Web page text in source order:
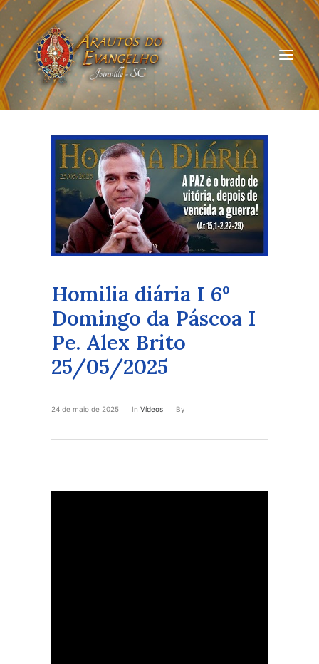
HOME
QUEM SOMOS
ARAUTOS JOINVILLE
CURSOS ON-LINE
Homilia diária I 6º
Domingo da Páscoa I
Pe. Alex Brito
25/05/2025
24 de maio de 2025 In Vídeos By